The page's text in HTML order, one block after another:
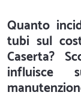
Quanto
tubi sul
Caserta?
influisce